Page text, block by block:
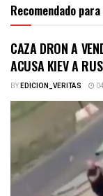
Recomendado
CAZA DRON A
ACUSA KIEV A
BYEDICION_VERITAS